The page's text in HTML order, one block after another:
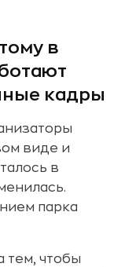
в
кадры
виде и
в
парка
тем, чтобы